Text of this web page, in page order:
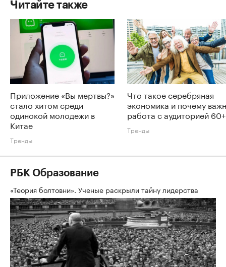
Читайте также
Приложение «Вы мертвы?»
стало хитом среди
одинокой молодежи в
Китае
Тренды
Что такое серебряная
экономика и почему
работа с аудиторией 60+
Тренды
РБК Образование
«Теория болтовни». Ученые раскрыли тайну лидерства